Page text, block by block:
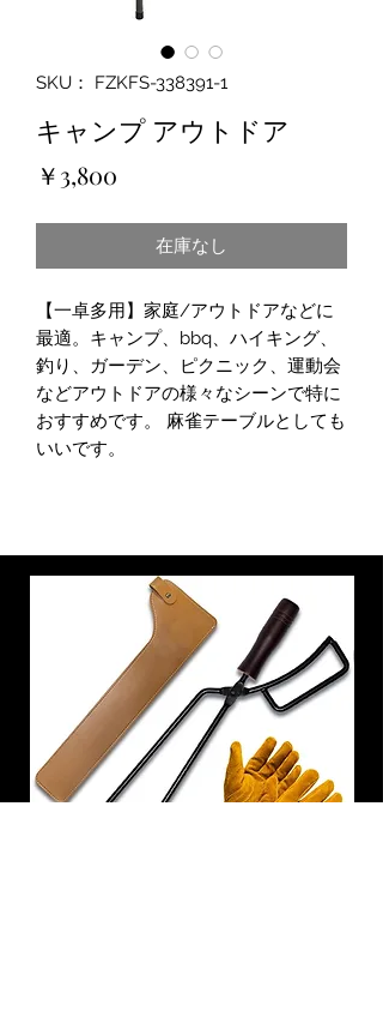
SKU： FZKFS-338391-1
キャンプ アウトドア
￥3,800
在庫なし
【一卓多用】家庭/アウトドアなどに
最適。キャンプ、bbq、ハイキング、
釣り、ガーデン、ピクニック、運動会
などアウトドアの様々なシーンで特に
おすすめです。 麻雀テーブルとしても
いいです。